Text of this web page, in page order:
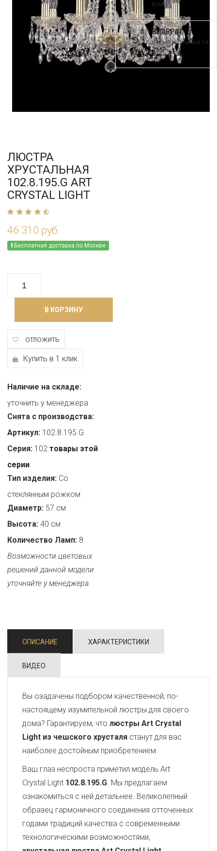
ЛЮСТРА
ХРУСТАЛЬНАЯ
102.8.195.G ART
CRYSTAL LIGHT
46 310 руб.
Бесплатная доставка по Москве
В КОРЗИНУ
отложить
Купить в 1 клик
Наличие на складе:
уточнить у менеджера
Снята с производства:
Артикул: 102.8.195.G
Серия: 102 товары этой
серии
Тип изделия: Со
стеклянным рожком
Диаметр: 57 см
Высота: 40 см
Количество Ламп: 8
Возможности цветовых
решений данной модели
уточняйте у менеджера.
рума
ВОЗВРАТ
и обмен в течении 14
дней
ОПИСАНИЕ ХАРАКТЕРИСТИКИ
ВИДЕО
Вы озадачены подбором качественной, по-
настоящему изумительной люстры для своего
дома? Гарантируем, что люстры Art Crystal
Light из чешского хрусталя станут для вас
наиболее достойным приобретением.
Ваш глаз неспроста приметил модель Art
Crystal Light 102.8.195.G. Мы предлагаем
ознакомиться с ней детальнее. Великолепный
образец гармоничного соединения отточенных
годами традиций качества с современными
технологическими возможностями,